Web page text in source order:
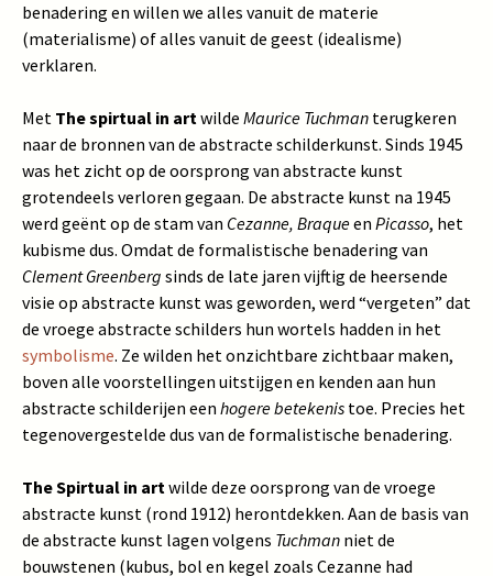
benadering en willen we alles vanuit de materie
(materialisme) of alles vanuit de geest (idealisme)
verklaren.
Met The spirtual in artwilde Maurice Tuchman terugkeren
naar de bronnen van de abstracte schilderkunst. Sinds 1945
was het zicht op de oorsprong van abstracte kunst
grotendeels verloren gegaan. De abstracte kunst na 1945
werd geënt op de stam van Cezanne, Braqueen Picasso, het
kubisme dus. Omdat de formalistische benadering van
Clement Greenberg sinds de late jaren vijftig de heersende
visie op abstracte kunst was geworden, werd “vergeten” dat
de vroege abstracte schilders hun wortels hadden in het
symbolisme. Ze wilden het onzichtbare zichtbaar maken,
boven alle voorstellingen uitstijgen en kenden aan hun
abstracte schilderijen een hogere betekenis toe. Precies het
tegenovergestelde dus van de formalistische benadering.
The Spirtual in artwilde deze oorsprong van de vroege
abstracte kunst (rond 1912) herontdekken. Aan de basis van
de abstracte kunst lagen volgens Tuchman niet de
bouwstenen (kubus, bol en kegel zoals Cezanne had